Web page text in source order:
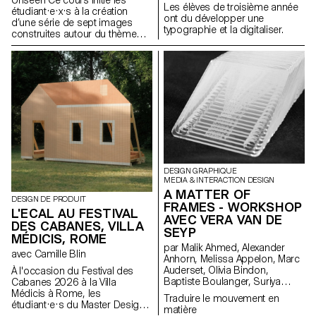
étudiant·e·x·s à la création
d’une série de sept images
construites autour du thème
Unseen. Ils et elles apprendront
à articuler décors,
personnages et lumières pour
créer des mises en scène
fortes et cohérentes. À travers
une approche pratique et
technique, le cours développe
leur capacité à concevoir un
projet complet, à diriger des
modèles, à travailler la lumière
naturelle ou artificielle et à
collaborer dans des conditions
proches de la réalité
professionnelle. Les
étudiant·e·x·s affineront ainsi
leur regard d’auteur tout en se
préparant aux exigences des
mandats éditoriaux et
commerciaux.
Les élèves de troisième année
ont du développer une
typographie et la digitaliser.
DESIGN DE PRODUIT
L'ECAL AU FESTIVAL
DES CABANES, VILLA
MÉDICIS, ROME
avec Camille Blin
À l'occasion du Festival des
Cabanes 2026 à la Villa
Médicis à Rome, les
étudiant·e·s du Master Design
DESIGN GRAPHIQUE
MEDIA & INTERACTION DESIGN
A MATTER OF
FRAMES - WORKSHOP
AVEC VERA VAN DE
SEYP
par Malik Ahmed, Alexander
Anhorn, Melissa Appelon, Marc
Auderset, Olivia Bindon,
Baptiste Boulanger, Suriya
Brambilla, Diego Buccelloni,
Marta Casemi, Davia Ciccoli
Traduire le mouvement en
matière